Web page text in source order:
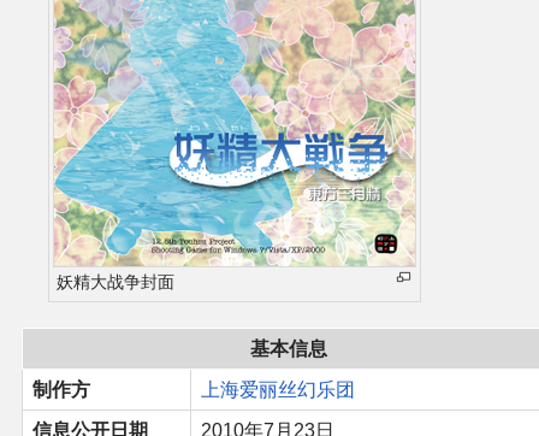
妖精大战争封面
基本信息
制作方
上海爱丽丝幻乐团
信息公开日期
2010年7月23日
同人志分类
同人专辑分类
同人软件列表
同人角色列表
同人视频列表
THB相关项目